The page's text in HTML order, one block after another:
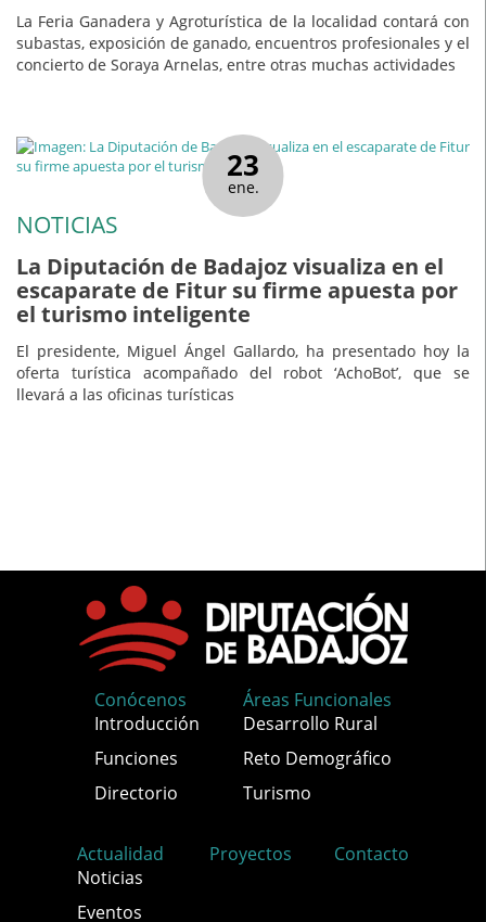
La Feria Ganadera y Agroturística de la localidad contará con
subastas, exposición de ganado, encuentros profesionales y el
concierto de Soraya Arnelas, entre otras muchas actividades
23
ene.
NOTICIAS
La Diputación de Badajoz visualiza en el
escaparate de Fitur su firme apuesta por
el turismo inteligente
El presidente, Miguel Ángel Gallardo, ha presentado hoy la
oferta turística acompañado del robot ‘AchoBot’, que se
llevará a las oficinas turísticas
Conócenos
Introducción
Funciones
Directorio
Áreas Funcionales
Desarrollo Rural
Reto Demográfico
Turismo
Actualidad
Noticias
Eventos
Proyectos Contacto